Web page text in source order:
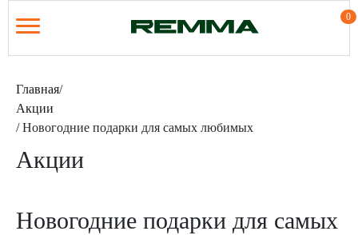
0
Главная/
Акции
/ Новогодние подарки для самых любимых
Акции
Новогодние подарки для самых